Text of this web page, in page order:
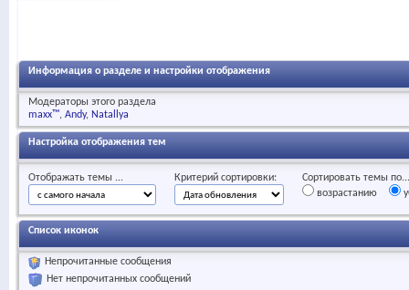
Информация о разделе и настройки отображения
Модераторы этого раздела
maxx™ Andy Natallya
Настройка отображения тем
Отображать темы ... Критерий сортировки:
Сортировать темы по...
возрастанию
Список иконок
Непрочитанные сообщения
Нет непрочитанных сообщений